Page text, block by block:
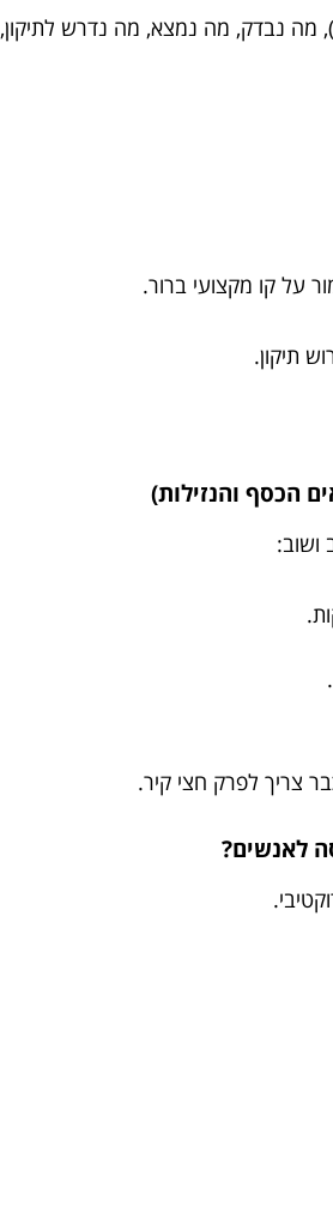
מה נבדק, מה נמצא, מה נדרש
על קו מקצועי ברור.
תיקון.
ושוב:
צריך לפרק חצי קיר.